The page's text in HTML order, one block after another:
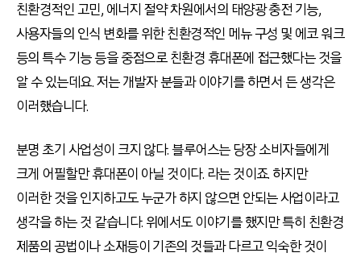
친환경적인 고민, 에너지 절약 차원에서의 태양광 충전 기능,
사용자들의 인식 변화를 위한 친환경적인 메뉴 구성 및 에코 워크
등의 특수 기능 등을 중점으로 친환경 휴대폰에 접근했다는 것을
알 수 있는데요. 저는 개발자 분들과 이야기를 하면서 든 생각은
이러했습니다.
분명 초기 사업성이 크지 않다. 블루어스는 당장 소비자들에게
크게 어필할만 휴대폰이 아닐 것이다. 라는 것이죠. 하지만
이러한 것을 인지하고도 누군가 하지 않으면 안되는 사업이라고
생각을 하는 것 같습니다. 위에서도 이야기를 했지만 특히 친환경
제품의 공법이나 소재등이 기존의 것들과 다르고 익숙한 것이